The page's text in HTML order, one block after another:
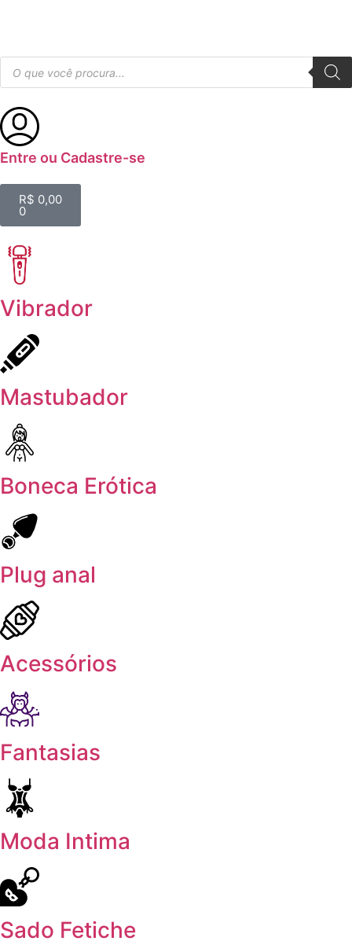
Entre ou Cadastre-se
R$ 0,00
0
Vibrador
Mastubador
Boneca Erótica
Plug anal
Acessórios
Fantasias
Moda Intima
Sado Fetiche